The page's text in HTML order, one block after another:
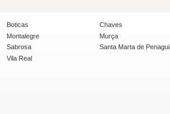
Boticas
Chaves
Montalegre
Murça
Sabrosa
Santa Marta de
Vila Real